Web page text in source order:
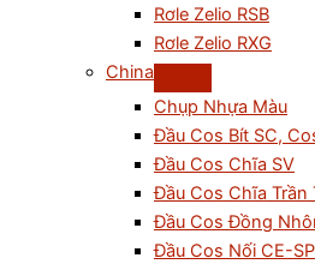
Rơle Zelio RSB
Rơle Zelio RXG
China
Chụp Nhựa Màu
Đầu Cos Bít SC,
Đầu Cos Chĩa SV
Đầu Cos Chĩa Trần
Đầu Cos Đồng
Đầu Cos Nối CE-SP